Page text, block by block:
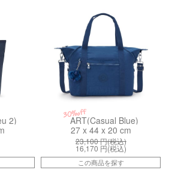
2)
30%off
ART(Casual Blue)
27 x 44 x 20 cm
23,100円(税込)
16,170 円(税込)
この商品を探す